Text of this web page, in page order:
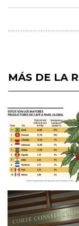
MÁS DE LA